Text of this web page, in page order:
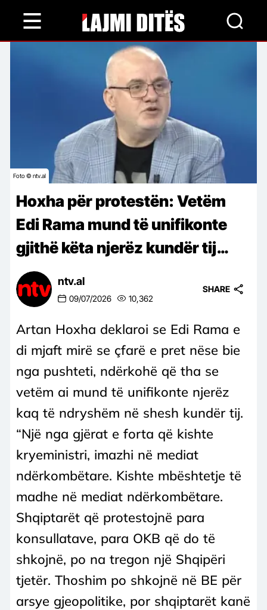
content
Foto © ntv.al
Hoxha për protestën: Vetëm
Edi Rama mund të unifikonte
gjithë këta njerëz kundër tij…
ntv.al
09/07/2026 10,362
SHARE
Artan Hoxha deklaroi se Edi Rama e
di mjaft mirë se çfarë e pret nëse bie
nga pushteti, ndërkohë që tha se
vetëm ai mund të unifikonte njerëz
kaq të ndryshëm në shesh kundër tij.
“Një nga gjërat e forta që kishte
kryeministri, imazhi në mediat
ndërkombëtare. Kishte mbështetje të
madhe në mediat ndërkombëtare.
Shqiptarët që protestojnë para
konsullatave, para OKB që do të
shkojnë, po na tregon një Shqipëri
tjetër. Thoshim po shkojnë në BE për
arsye gjeopolitike, por shqiptarët kanë